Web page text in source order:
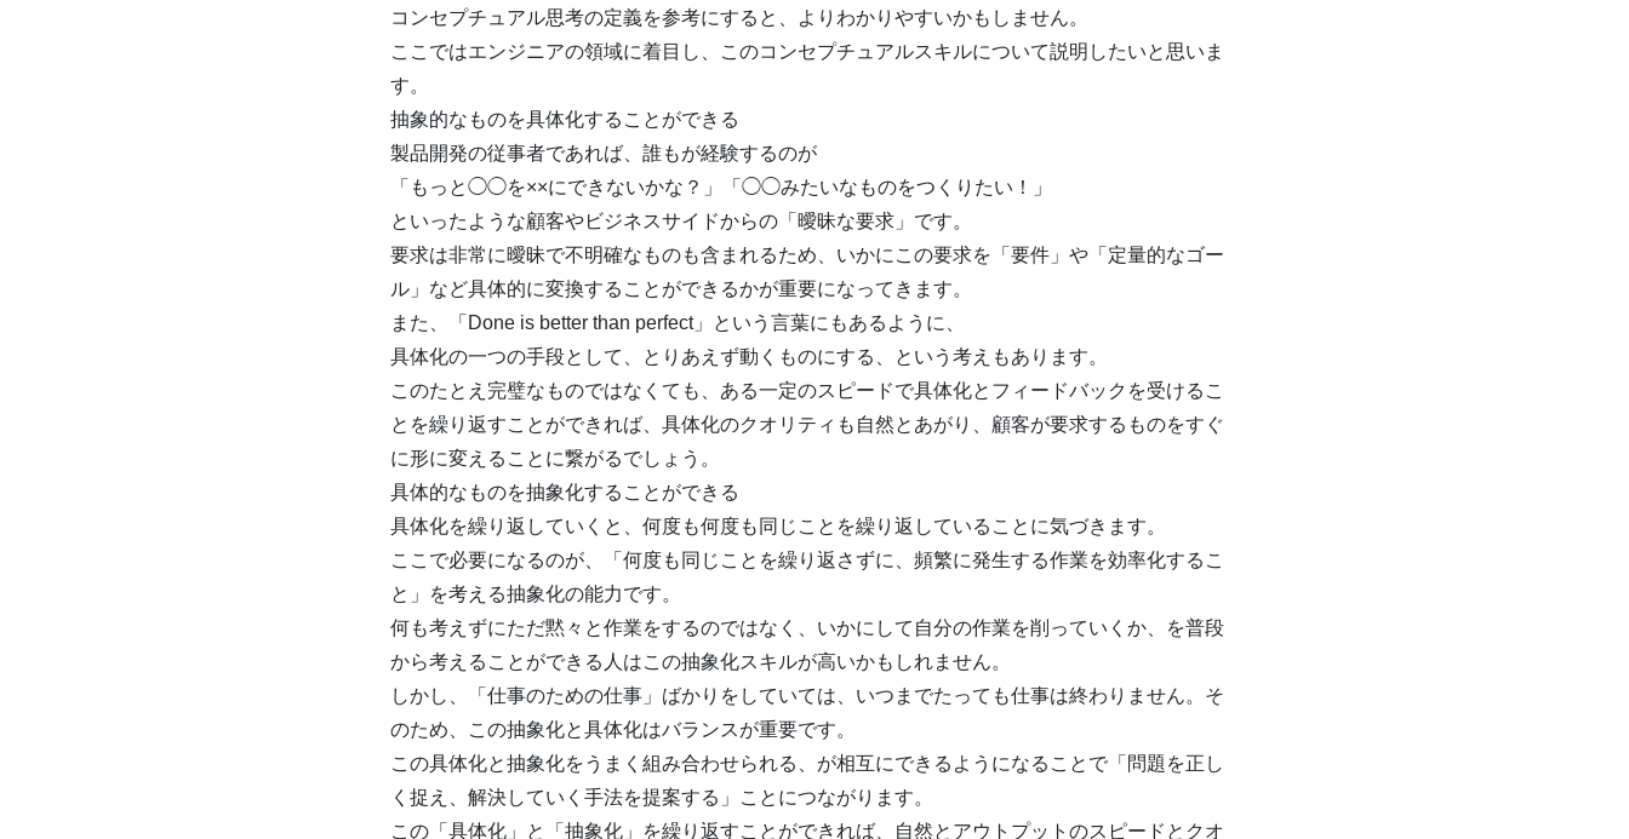
コンセプチュアル思考の定義を参考にすると、よりわかりやすいかもしません。
ここではエンジニアの領域に着目し、このコンセプチュアルスキルについて説明したいと思いま
す。
抽象的なものを具体化することができる
製品開発の従事者であれば、誰もが経験するのが
「もっと◯◯を××にできないかな？」「◯◯みたいなものをつくりたい！」
といったような顧客やビジネスサイドからの「曖昧な要求」です。
要求は非常に曖昧で不明確なものも含まれるため、いかにこの要求を「要件」や「定量的なゴー
ル」など具体的に変換することができるかが重要になってきます。
また、「Done is better than perfect」という言葉にもあるように、
具体化の一つの手段として、とりあえず動くものにする、という考えもあります。
このたとえ完璧なものではなくても、ある一定のスピードで具体化とフィードバックを受けるこ
とを繰り返すことができれば、具体化のクオリティも自然とあがり、顧客が要求するものをすぐ
に形に変えることに繋がるでしょう。
具体的なものを抽象化することができる
具体化を繰り返していくと、何度も何度も同じことを繰り返していることに気づきます。
ここで必要になるのが、「何度も同じことを繰り返さずに、頻繁に発生する作業を効率化するこ
と」を考える抽象化の能力です。
何も考えずにただ黙々と作業をするのではなく、いかにして自分の作業を削っていくか、を普段
から考えることができる人はこの抽象化スキルが高いかもしれません。
しかし、「仕事のための仕事」ばかりをしていては、いつまでたっても仕事は終わりません。そ
のため、この抽象化と具体化はバランスが重要です。
この具体化と抽象化をうまく組み合わせられる、が相互にできるようになることで「問題を正し
く捉え、解決していく手法を提案する」ことにつながります。
この「具体化」と「抽象化」を繰り返すことができれば、自然とアウトプットのスピードとクオ